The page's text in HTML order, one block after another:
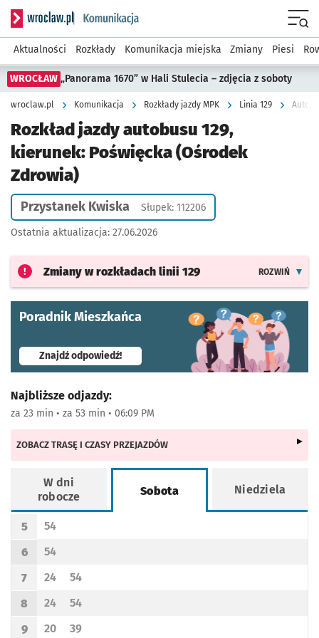
Serwis informacyjny wroclaw.pl podserwis: Komunikacja
Aktualności Rozkłady Komunikacja miejska Zmiany Piesi
WROCŁAW „Panorama 1670” w Hali Stulecia – zdjęcia z soboty
wroclaw.pl Komunikacja Rozkłady jazdy MPK Linia 129
Rozkład jazdy autobusu 129,
kierunek: Poświęcka (Ośrodek
Zdrowia)
Przystanek Kwiska Słupek: 112206
Ostatnia aktualizacja: 27.06.2026
Zmiany w rozkładach linii 129 ROZWIŃ
Poradnik Mieszkańca
Znajdź odpowiedź!- otworzy się w nowej karcie
Najbliższe odjazdy:
za 23 min • za 53 min • 06:09 PM
ZOBACZ TRASĘ I CZASY PRZEJAZDÓW
W dni
robocze
Sobota Niedziela
Rozkład jazdy -
Godzina odjazdu
5
Odjazd
54
minut po godzinie 5
Godzina odjazdu
6
Odjazd
54
minut po godzinie 6
Godzina odjazdu
7
Odjazd
24
minut po godzinie 7
Odjazd
54
minut po godzinie 7
Godzina odjazdu
8
Odjazd
24
minut po godzinie 8
Odjazd
54
minut po godzinie 8
9 20 39